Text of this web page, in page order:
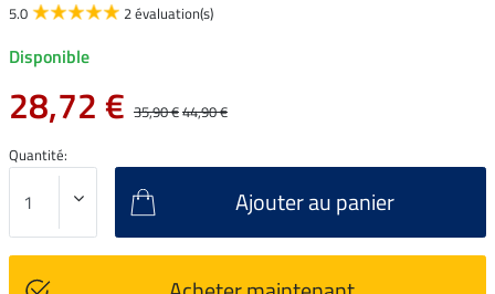
5.0 2 évaluation(s)
Disponible
28,72 € 35,90 €44,90 €
Quantité:
Ajouter au panier